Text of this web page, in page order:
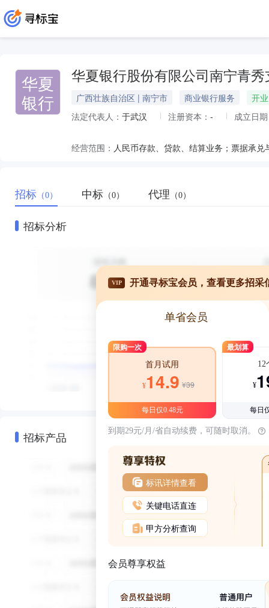
华夏
银行
华夏银行股份有限公司南宁青秀
广西壮族自治区 | 南宁市 商业银行服务
开业
法定代表人： 于武汉 注册资本： - 成立日
经营范围：
招标 （0） 中标 （0） 代理 （0）
招标分析
招标产品
VIP 开通寻标宝会员，查看更多招采
单省会员
限购一次
首月试用
¥14.9 ¥39
每日仅0.48元
最划算
12
¥
每日
到期29元/月/省自动续费，可随时取消。
标讯详情查看
关键电话直连
甲方分析查询
会员尊享权益